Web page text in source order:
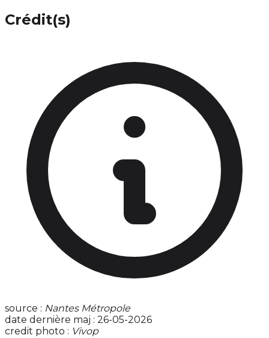
Crédit(s)
source : Nantes Métropole
date dernière maj : 26-05-2026
credit photo : Vivop